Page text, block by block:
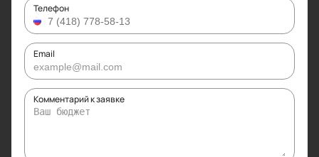
Телефон
Email
Комментарий к заявке